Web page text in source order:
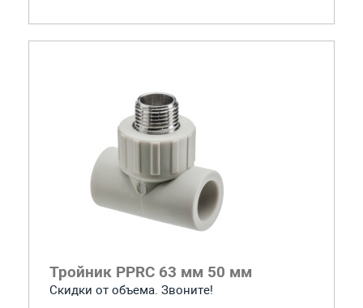
Тройник PPRC 63 мм 50 мм
Скидки от объема. Звоните!